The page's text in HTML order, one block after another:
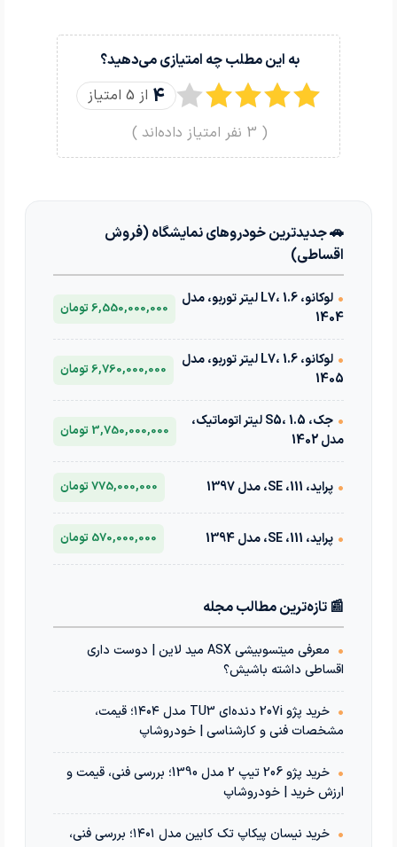
به این مطلب چه امتیازی می‌دهید؟
4 از 5 امتیاز
(
3 نفر امتیاز داده‌اند )
🚗 جدیدترین خودروهای نمایشگاه (فروش
اقساطی)
•
لوکانو، L7، 1.6 لیتر توربو، مدل
1404
6,550,000,000 تومان
•
لوکانو، L7، 1.6 لیتر توربو، مدل
1405
6,760,000,000 تومان
•
جک، S5، 1.5 لیتر اتوماتیک،
مدل 1402
3,750,000,000 تومان
• پراید، 111، SE، مدل 1397 775,000,000 تومان
• پراید، 111، SE، مدل 1394 570,000,000 تومان
📰 تازه‌ترین مطالب مجله
•
معرفی میتسوبیشی ASX مید لاین | دوست داری
اقساطی داشته باشیش؟
•
خرید پژو 207i دنده‌ای TU3 مدل ۱۴۰۴؛ قیمت،
مشخصات فنی و کارشناسی | خودروشاپ
•
خرید پژو 206 تیپ 2 مدل 1390؛ بررسی فنی، قیمت و
ارزش خرید | خودروشاپ
•
خرید نیسان پیکاپ تک کابین مدل ۱۴۰۱؛ بررسی فنی،